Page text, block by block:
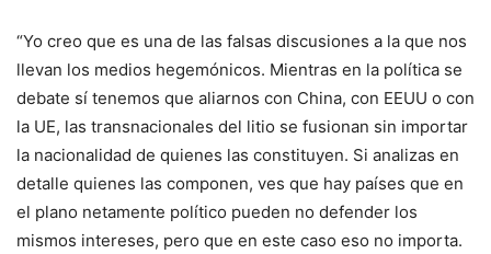
“Yo creo que es una de las falsas discusiones a la que nos
llevan los medios hegemónicos. Mientras en la política se
debate sí tenemos que aliarnos con China, con EEUU o con
la UE, las transnacionales del litio se fusionan sin importar
la nacionalidad de quienes las constituyen. Si analizas en
detalle quienes las componen, ves que hay países que en
el plano netamente político pueden no defender los
mismos intereses, pero que en este caso eso no importa.